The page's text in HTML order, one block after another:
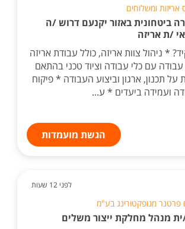
אריזות ומשלוחים
ביטחונית באזור יקנעם דרוש /ה
/ת אריזה
* ניהול צוות אריזה, כולל עבודת אריזה
עם כלי עבודה וציוד טכני בהתאם
על תכנון, ארגון וביצוע העבודה * פיקוח
ועמידה ביעדים * ע...
הגשת מועמדות
לפני 12 שעות
פרטנר מנופקטורינג בע"מ
ית מנהל מחלקת ייצור משלים